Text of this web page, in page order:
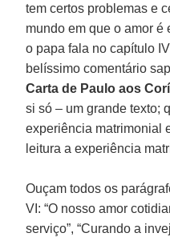
tem certos problemas e
mundo em que o amor
o papa fala no capítulo
belíssimo comentário
Carta de Paulo aos
si só – um grande texto;
experiência matrimonial
leitura a experiência
Ouçam todos os
VI: “O nosso amor
serviço”, “Curando a